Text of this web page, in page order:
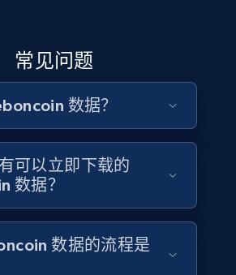
432+
overall, Details size,
Details type, Country code,
more.
Enriched
联系销售
数据集，识别趋势商品并构建
定向营销与广告投放策略，在合适
触达合适的人群。
常见问题
数据？
可以立即下载的
数据？
数据的流程是